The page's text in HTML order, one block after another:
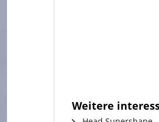
Weitere